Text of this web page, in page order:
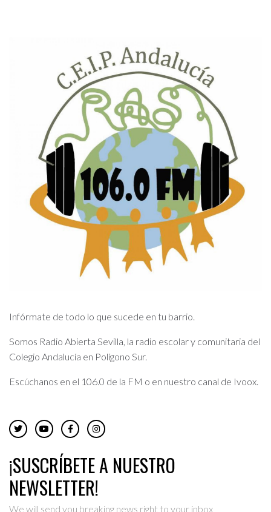
Infórmate de todo lo que sucede en tu barrio.
Somos Radio Abierta Sevilla, la radio escolar y comunitaria del
Colegio Andalucía en Polígono Sur.
Escúchanos en el 106.0 de la FM o en nuestro canal de Ivoox.
¡SUSCRÍBETE A NUESTRO
NEWSLETTER!
We will send you breaking news right to your inbox